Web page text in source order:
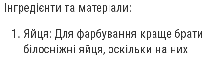
Інгредієнти та матеріали:
Яйця: Для фарбування краще брати
білосніжні яйця, оскільки на них